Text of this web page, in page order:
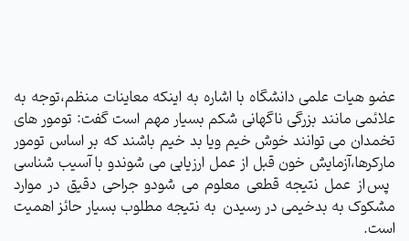
عضو هیات علمی دانشگاه با اشاره به اینکه معاینات منظم،توجه به
علائمی مانند بزرگی ناگهانی شکم بسیار مهم است گفت: تومور های
تخمدان می توانند خوش خیم ویا بد خیم باشند که بر اساس تومور
مارکرها،آزمایش خون قبل از عمل ارزیابی می شوندو با آسیب شناسی
پس از عمل نتیجه قطعی معلوم می شودو جراحی دقیق در موارد
مشکوک به بدخیمی در رسیدن به نتیجه مطلوب بسیار حائز اهمیت
است.